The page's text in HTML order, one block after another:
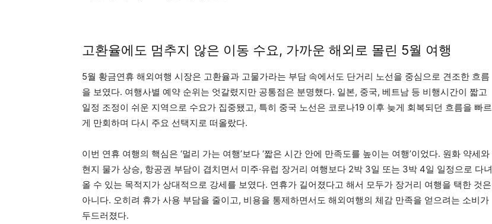
고환율에도 멈추지 않은 이동 수요, 가까운 해외로 몰린 5월 여행
5월 황금연휴 해외여행 시장은 고환율과 고물가라는 부담 속에서도 단거리 노선을 중심으로 견조한 흐름
을 보였다. 여행사별 예약 순위는 엇갈렸지만 공통점은 분명했다. 일본, 중국, 베트남 등 비행시간이 짧고
일정 조정이 쉬운 지역으로 수요가 집중됐고, 특히 중국 노선은 코로나19 이후 늦게 회복되던 흐름을 빠르
게 만회하며 다시 주요 선택지로 떠올랐다.
이번 연휴 여행의 핵심은 ‘멀리 가는 여행’보다 ‘짧은 시간 안에 만족도를 높이는 여행’이었다. 원화 약세와
현지 물가 상승, 항공권 부담이 겹치면서 미주·유럽 장거리 여행보다 2박 3일 또는 3박 4일 일정으로 다녀
올 수 있는 목적지가 상대적으로 강세를 보였다. 연휴가 길어졌다고 해서 모두가 장거리 여행을 택한 것은
아니다. 오히려 휴가 사용 부담을 줄이고, 비용을 통제하면서도 해외여행의 체감 만족을 얻으려는 소비가
두드러졌다.